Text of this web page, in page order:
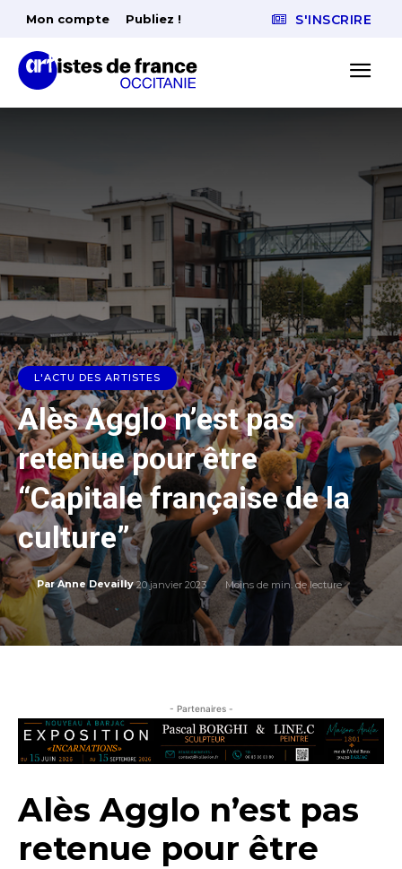
Mon compte Publiez ! S'INSCRIRE
L'ACTU DES ARTISTES
Alès Agglo n’est pas
retenue pour être
“Capitale française de la
culture”
Par Anne Devailly 20 janvier 2023 Moins de min. de lecture
- Partenaires -
Alès Agglo n’est pas
retenue pour être